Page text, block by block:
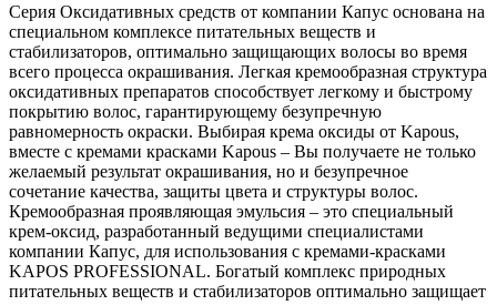
Серия Оксидативных средств от компании Капус основана на
специальном комплексе питательных веществ и
стабилизаторов, оптимально защищающих волосы во время
всего процесса окрашивания. Легкая кремообразная структура
оксидативных препаратов способствует легкому и быстрому
покрытию волос, гарантирующему безупречную
равномерность окраски. Выбирая крема оксиды от Kapous,
вместе с кремами красками Kapous – Вы получаете не только
желаемый результат окрашивания, но и безупречное
сочетание качества, защиты цвета и структуры волос.
Кремообразная проявляющая эмульсия – это специальный
крем-оксид, разработанный ведущими специалистами
компании Капус, для использования с кремами-красками
KAPOS PROFESSIONAL. Богатый комплекс природных
питательных веществ и стабилизаторов оптимально защищает